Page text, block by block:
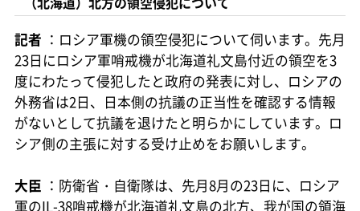
記者 ：ロシア軍機の領空侵犯について伺います。先月
23日にロシア軍哨戒機が北海道礼文島付近の領空を3
度にわたって侵犯したと政府の発表に対し、ロシアの
外務省は2日、日本側の抗議の正当性を確認する情報
がないとして抗議を退けたと明らかにしています。ロ
シア側の主張に対する受け止めをお願いします。
大臣 ：防衛省・自衛隊は、先月8月の23日に、ロシア
軍のIL-38哨戒機が北海道礼文島の北方、我が国の領海